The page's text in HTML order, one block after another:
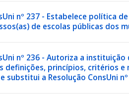
nº 237 - Estabelece política
de escolas públicas dos
nº 236 - Autoriza a
definições, princípios, critérios
substitui a Resolução ConsUni nº